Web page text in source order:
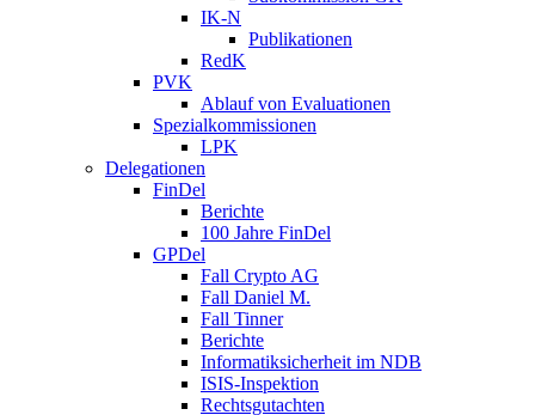
IK-N
Publikationen
RedK
PVK
Ablauf von Evaluationen
Spezialkommissionen
LPK
Delegationen
FinDel
Berichte
100 Jahre FinDel
GPDel
Fall Crypto AG
Fall Daniel M.
Fall Tinner
Berichte
Informatiksicherheit ­im NDB
ISIS-Inspektion
Rechtsgutachten